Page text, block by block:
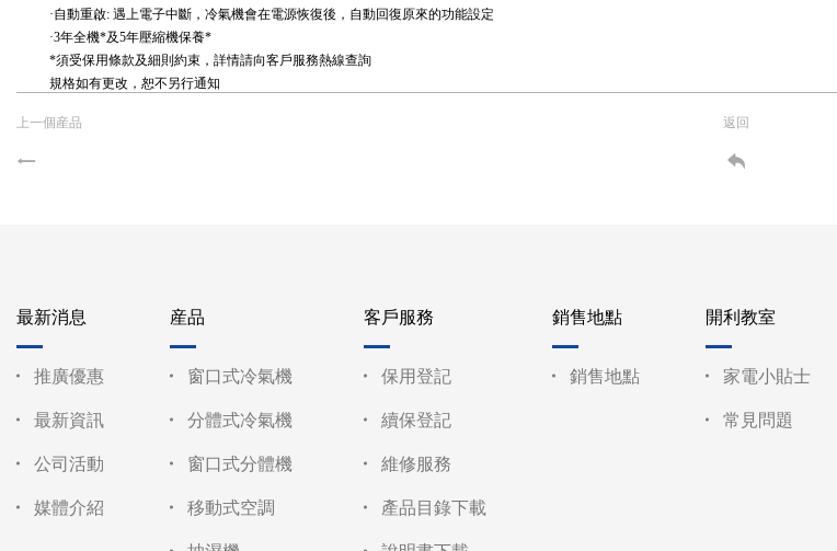
·自動重啟: 遇上電子中斷，冷氣機會在電源恢復後，自動回復原來的功能設定
·3年全機*及5年壓縮機保養*
*須受保用條款及細則約束，詳情請向客戶服務熱線查詢
規格如有更改，恕不另行通知
上一個産品 返回
最新消息
推廣優惠
最新資訊
公司活動
媒體介紹
産品
窗口式冷氣機
分體式冷氣機
窗口式分體機
移動式空調
客戶服務
保用登記
續保登記
維修服務
產品目錄下載
銷售地點
銷售地點
開利教室
家電小貼士
常見問題